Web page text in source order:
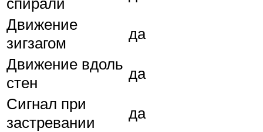
Движение
зигзагом
да
Движение вдоль
стен
да
Сигнал при
застревании
да